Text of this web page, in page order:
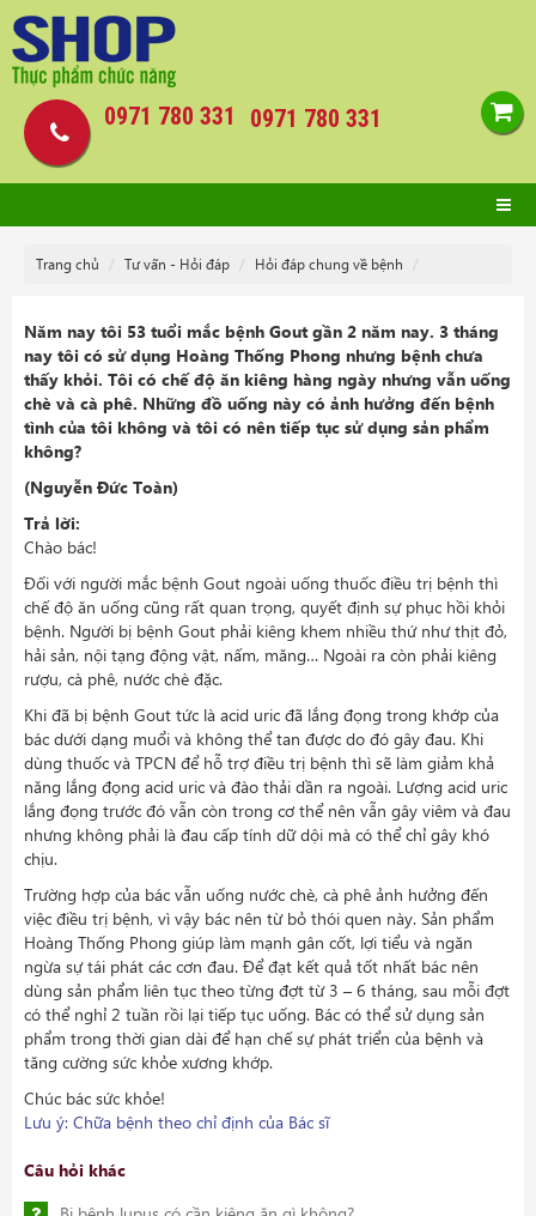
0971 780 331
0971 780 331
Trang chủ Tư vấn - Hỏi đáp Hỏi đáp chung về bệnh
Năm nay tôi 53 tuổi mắc bệnh Gout gần 2 năm nay. 3 tháng
nay tôi có sử dụng Hoàng Thống Phong nhưng bệnh chưa
thấy khỏi. Tôi có chế độ ăn kiêng hàng ngày nhưng vẫn uống
chè và cà phê. Những đồ uống này có ảnh hưởng đến bệnh
tình của tôi không và tôi có nên tiếp tục sử dụng sản phẩm
không?
(Nguyễn Đức Toàn)
Trả lời:
Chào bác!
Đối với người mắc bệnh Gout ngoài uống thuốc điều trị bệnh thì
chế độ ăn uống cũng rất quan trọng, quyết định sự phục hồi khỏi
bệnh. Người bị bệnh Gout phải kiêng khem nhiều thứ như thịt đỏ,
hải sản, nội tạng động vật, nấm, măng… Ngoài ra còn phải kiêng
rượu, cà phê, nước chè đặc.
Khi đã bị bệnh Gout tức là acid uric đã lắng đọng trong khớp của
bác dưới dạng muổi và không thể tan được do đó gây đau. Khi
dùng thuốc và TPCN để hỗ trợ điều trị bệnh thì sẽ làm giảm khả
năng lắng đọng acid uric và đào thải dần ra ngoài. Lượng acid uric
lắng đọng trước đó vẫn còn trong cơ thể nên vẫn gây viêm và đau
nhưng không phải là đau cấp tính dữ dội mà có thể chỉ gây khó
chịu.
Trường hợp của bác vẫn uống nước chè, cà phê ảnh hưởng đến
việc điều trị bệnh, vì vậy bác nên từ bỏ thói quen này. Sản phẩm
Hoàng Thống Phong giúp làm mạnh gân cốt, lợi tiểu và ngăn
ngừa sự tái phát các cơn đau. Để đạt kết quả tốt nhất bác nên
dùng sản phẩm liên tục theo từng đợt từ 3 – 6 tháng, sau mỗi đợt
có thể nghỉ 2 tuần rồi lại tiếp tục uống. Bác có thể sử dụng sản
phẩm trong thời gian dài để hạn chế sự phát triển của bệnh và
tăng cường sức khỏe xương khớp.
Chúc bác sức khỏe!
Lưu ý: Chữa bệnh theo chỉ định của Bác sĩ
Câu hỏi khác